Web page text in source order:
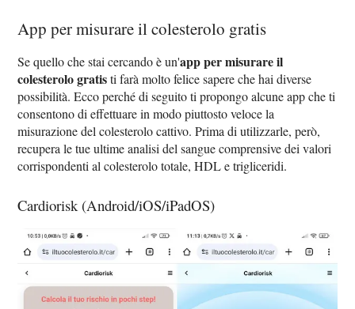
App per misurare il colesterolo gratis
Se quello che stai cercando è un'app per misurare il
colesterolo gratisti farà molto felice sapere che hai diverse
possibilità. Ecco perché di seguito ti propongo alcune app che ti
consentono di effettuare in modo piuttosto veloce la
misurazione del colesterolo cattivo. Prima di utilizzarle, però,
recupera le tue ultime analisi del sangue comprensive dei valori
corrispondenti al colesterolo totale, HDL e trigliceridi.
Cardiorisk (Android/iOS/iPadOS)